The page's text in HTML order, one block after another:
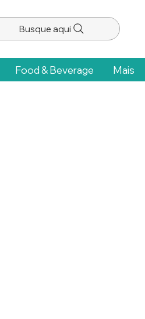
Busque aqui
Food & Beverage Mais